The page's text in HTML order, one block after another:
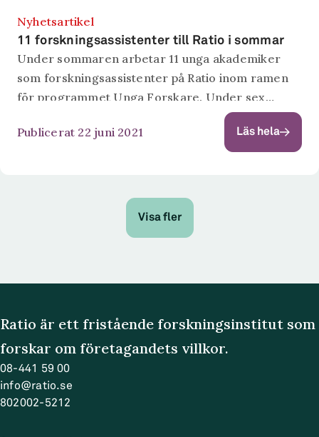
Nyhetsartikel
11 forskningsassistenter till Ratio i sommar
Under sommaren arbetar 11 unga akademiker
som forskningsassistenter på Ratio inom ramen
för programmet Unga Forskare. Under sex
veckor under perioden juni-augusti arbetar
sommarassistenterna tillsammans med
disputerade forskare i något av Ratios
Publicerat 22 juni 2021 Läs hela
Visa fler
Ratio är ett fristående forskningsinstitut som
forskar om företagandets villkor.
08-441 59 00
info@ratio.se
802002-5212